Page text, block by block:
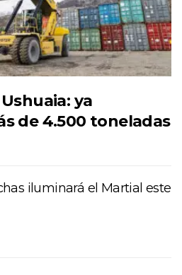
ya
de 4.500 toneladas
iluminará el Martial este